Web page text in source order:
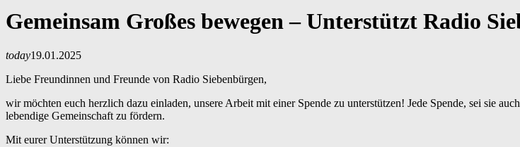
Gemeinsam Großes bewegen – Unterstützt Radio
today19.01.2025
Liebe Freundinnen und Freunde von Radio Siebenbürgen,
wir möchten euch herzlich dazu einladen, unsere Arbeit mit einer Spende zu unterstützen! Jede Spende, sei sie
lebendige Gemeinschaft zu fördern.
Mit eurer Unterstützung können wir: